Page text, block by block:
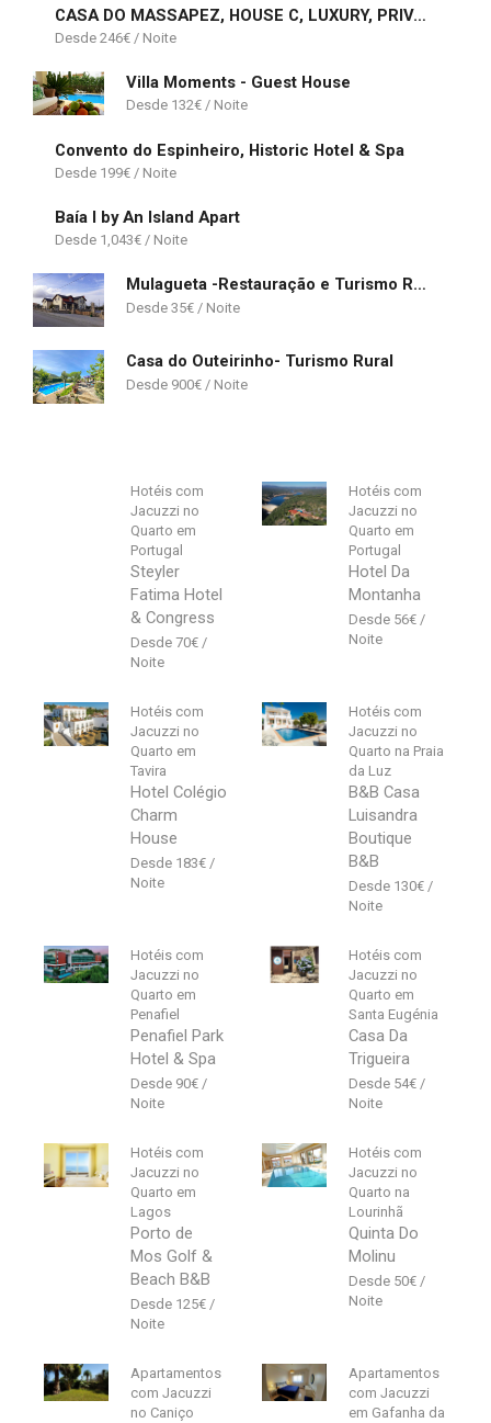
CASA DO MASSAPEZ, HOUSE C, LUXURY, PRIVATE POOL
246€
Villa Moments - Guest House
132€
Convento do Espinheiro, Historic Hotel & Spa
199€
Baía I by An Island Apart
1,043€
Mulagueta -Restauração e Turismo Rural
35€
Casa do Outeirinho- Turismo Rural
900€
Hotéis com
Jacuzzi no
Quarto em
Portugal
Steyler
Fatima Hotel
& Congress
70€
Hotéis com
Jacuzzi no
Quarto em
Portugal
Hotel Da
Montanha
56€
Hotéis com
Jacuzzi no
Quarto em
Tavira
Hotel Colégio
Charm
House
183€
Hotéis com
Jacuzzi no
Quarto na Praia
da Luz
B&B Casa
Luisandra
Boutique
B&B
130€
Hotéis com
Jacuzzi no
Quarto em
Penafiel
Penafiel Park
Hotel & Spa
90€
Hotéis com
Jacuzzi no
Quarto em
Santa Eugénia
Casa Da
Trigueira
54€
Hotéis com
Jacuzzi no
Quarto em
Lagos
Porto de
Mos Golf &
Beach B&B
125€
Hotéis com
Jacuzzi no
Quarto na
Lourinhã
Quinta Do
Molinu
50€
Apartamentos
com Jacuzzi
no Caniço
Apartamentos
com Jacuzzi
em Gafanha da